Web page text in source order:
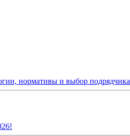
нормативы и выбор подрядчика